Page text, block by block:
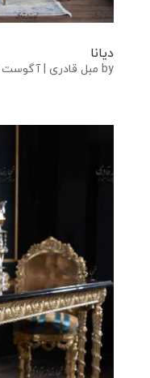
دیانا
by مبل قادری |آگوست 14, 2023